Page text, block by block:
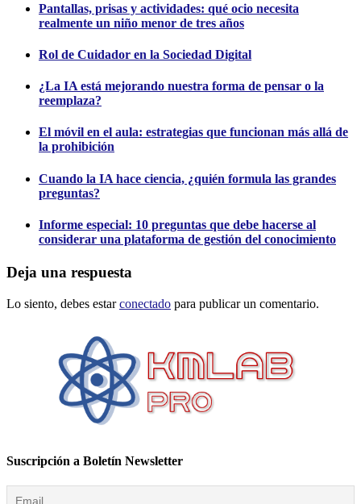
Pantallas, prisas y actividades: qué ocio necesita
realmente un niño menor de tres años
Rol de Cuidador en la Sociedad Digital
¿La IA está mejorando nuestra forma de pensar o la
reemplaza?
El móvil en el aula: estrategias que funcionan más allá de
la prohibición
Cuando la IA hace ciencia, ¿quién formula las grandes
preguntas?
Informe especial: 10 preguntas que debe hacerse al
considerar una plataforma de gestión del conocimiento
Deja una respuesta
Lo siento, debes estarconectado para publicar un comentario.
Suscripción a Boletín Newsletter